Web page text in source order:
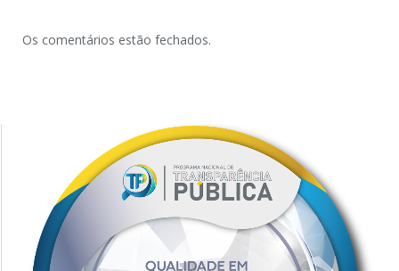
Os comentários estão fechados.